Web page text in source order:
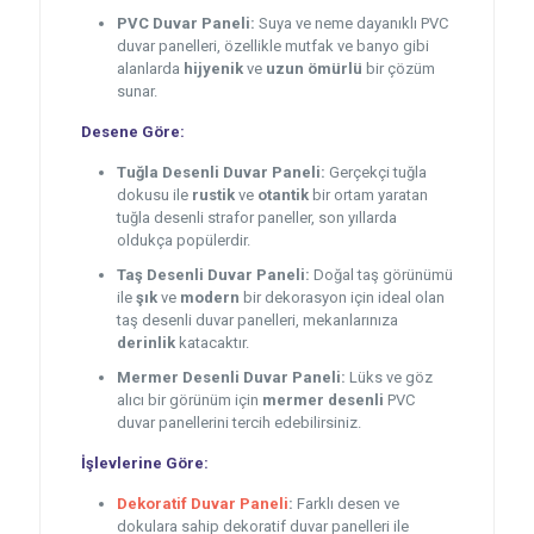
PVC Duvar Paneli: Suya ve neme dayanıklı PVC
duvar panelleri, özellikle mutfak ve banyo gibi
alanlarda hijyenikve uzun ömürlü bir çözüm
sunar.
Desene Göre:
Tuğla Desenli Duvar Paneli: Gerçekçi tuğla
dokusu ile rustikve otantikbir ortam yaratan
tuğla desenli strafor paneller, son yıllarda
oldukça popülerdir.
Taş Desenli Duvar Paneli: Doğal taş görünümü
ile şıkve modern bir dekorasyon için ideal olan
taş desenli duvar panelleri, mekanlarınıza
derinlikkatacaktır.
Mermer Desenli Duvar Paneli: Lüks ve göz
alıcı bir görünüm için mermer desenli PVC
duvar panellerini tercih edebilirsiniz.
İşlevlerine Göre:
Dekoratif Duvar Paneli: Farklı desen ve
dokulara sahip dekoratif duvar panelleri ile